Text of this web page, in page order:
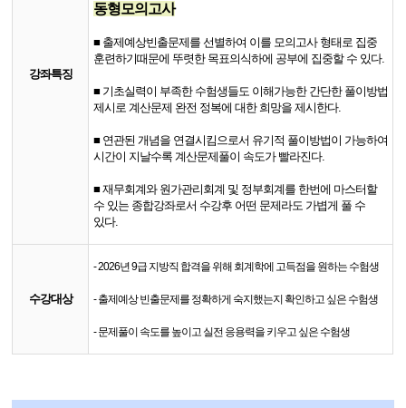
강좌특징
동형모의고사
■ 출제예상빈출문제를 선별하여 이를 모의고사 형태로 집중
훈련하기때문에 뚜렷한 목표의식하에 공부에 집중할 수 있다.
■ 기초실력이 부족한 수험생들도 이해가능한 간단한 풀이방법
제시로 계산문제 완전 정복에 대한 희망을 제시한다.
■ 연관된 개념을 연결시킴으로서 유기적 풀이방법이 가능하여
시간이 지날수록 계산문제풀이 속도가 빨라진다.
■ ​ 재무회계와 원가관리회계 및 정부회계를 한번에 마스터할
수 있는 종합강좌로서 수강후 어떤 문제라도 가볍게 풀 수
있다.
수강대상
- 2026년 9급 지방직 합격을 위해 회계학에 고득점을 원하는 수험생
- 출제예상 빈출문제를 정확하게 숙지했는지 확인하고 싶은 수험생
- 문제풀이 속도를 높이고 실전 응용력을 키우고 싶은 수험생